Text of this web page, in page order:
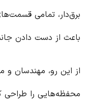
برق‌دار، تمامی
باعث از دست دادن
از این رو، مهندسان و
محفظه‌هایی را طراحی